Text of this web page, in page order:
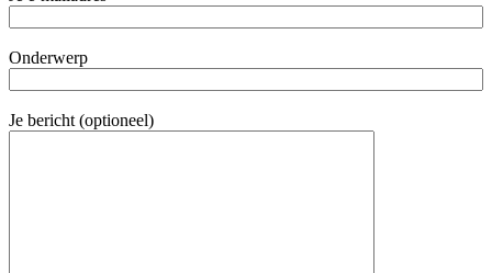
Onderwerp
Je bericht (optioneel)